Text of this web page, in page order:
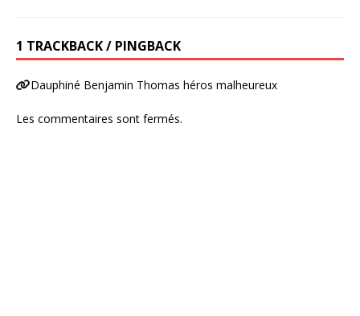
1 TRACKBACK / PINGBACK
Dauphiné Benjamin Thomas héros malheureux
Les commentaires sont fermés.